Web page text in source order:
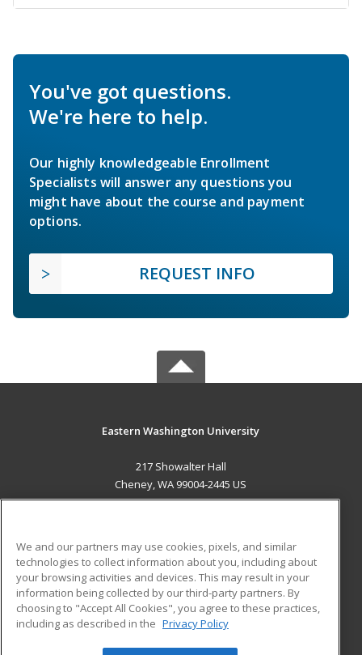
You've got questions.
We're here to help.
Our highly knowledgeable Enrollment
Specialists will answer any questions you
might have about the course and payment
options.
REQUEST INFO
Eastern Washington University
217 Showalter Hall
Cheney, WA 99004-2445 US
ADDITIONAL RESOURCES
Military
Financial Assistance
Help
Student Blog
We and our partners may use cookies, pixels, and similar
technologies to collect information about you, including about
your browsing activities and devices. This may result in your
information being collected by our third-party partners. By
choosing to "Accept All Cookies", you agree to these practices,
including as described in the Privacy Policy